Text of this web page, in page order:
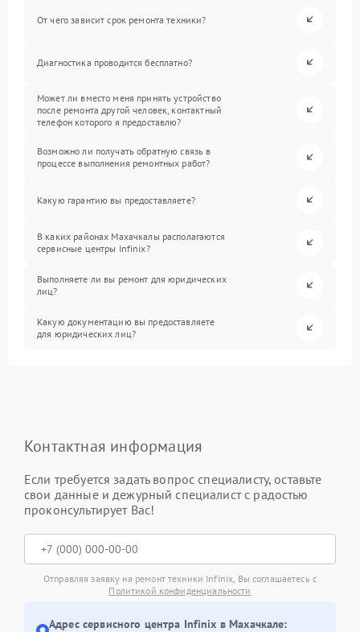
От чего зависит срок ремонта техники?
Диагностика проводится бесплатно?
Может ли вместо меня принять устройство
после ремонта другой человек, контактный
телефон которого я предоставлю?
Возможно ли получать обратную связь в
процессе выполнения ремонтных работ?
Какую гарантию вы предоставляете?
В каких районах Махачкалы располагаются
сервисные центры Infinix?
Выполняете ли вы ремонт для юридических
лиц?
Какую документацию вы предоставляете
для юридических лиц?
Контактная информация
Если требуется задать вопрос специалисту, оставьте
свои данные и дежурный специалист с радостью
проконсультирует Вас!
Отправляя заявку на ремонт техники Infinix, Вы соглашаетесь с
Политикой конфиденциальности
Адрес сервисного центра Infinix в Махачкале: